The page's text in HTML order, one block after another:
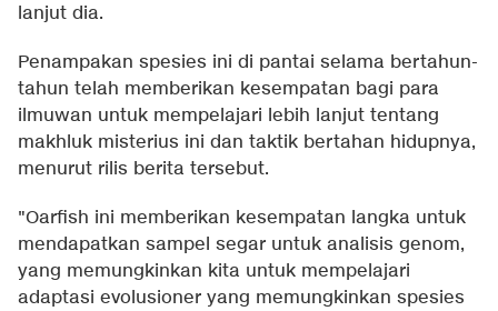
lanjut dia.
Penampakan spesies ini di pantai selama bertahun-
tahun telah memberikan kesempatan bagi para
ilmuwan untuk mempelajari lebih lanjut tentang
makhluk misterius ini dan taktik bertahan hidupnya,
menurut rilis berita tersebut.
"Oarfish ini memberikan kesempatan langka untuk
mendapatkan sampel segar untuk analisis genom,
yang memungkinkan kita untuk mempelajari
adaptasi evolusioner yang memungkinkan spesies